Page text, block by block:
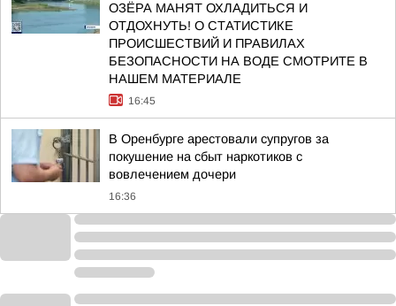
ОЗЁРА МАНЯТ ОХЛАДИТЬСЯ И
ОТДОХНУТЬ! О СТАТИСТИКЕ
ПРОИСШЕСТВИЙ И ПРАВИЛАХ
БЕЗОПАСНОСТИ НА ВОДЕ СМОТРИТЕ В
НАШЕМ МАТЕРИАЛЕ
16:45
В Оренбурге арестовали супругов за
покушение на сбыт наркотиков с
вовлечением дочери
16:36